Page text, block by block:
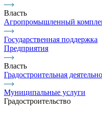
Власть
Агропромышленный
Государственная поддержка
Предприятия
Власть
Градостроительная
Муниципальные услуги
Градостроительство